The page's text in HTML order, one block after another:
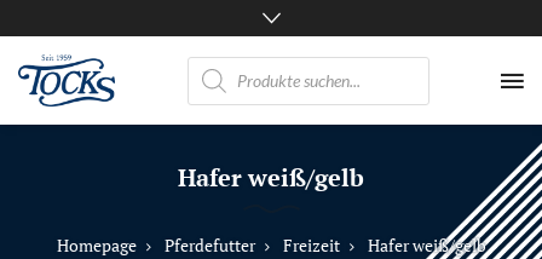
TOCKS
Products
search
Hafer weiß/gelb
Homepage Pferdefutter Freizeit Hafer weiß/gelb